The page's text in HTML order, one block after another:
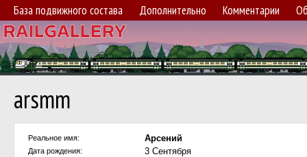
База подвижного состава Дополнительно Комментарии
arsmm
Реальное имя: Арсений
Дата рождения: 3 Сентября